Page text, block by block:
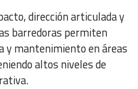
dirección articulada y
barredoras permiten
y mantenimiento en áreas
altos niveles de